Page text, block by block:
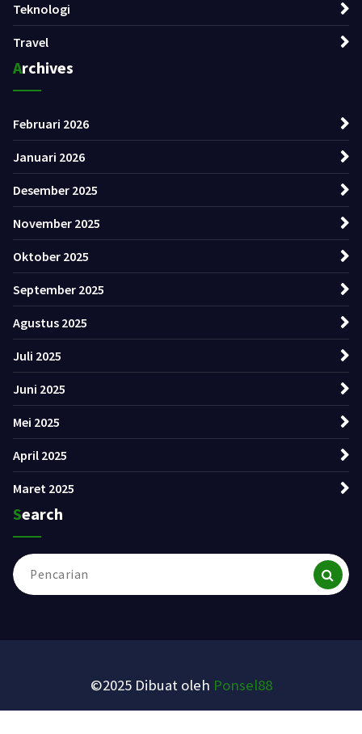
Teknologi
Travel
Archives
Februari 2026
Januari 2026
Desember 2025
November 2025
Oktober 2025
September 2025
Agustus 2025
Juli 2025
Juni 2025
Mei 2025
April 2025
Maret 2025
Search
Pencarian
untuk:
©2025 Dibuat oleh Ponsel88